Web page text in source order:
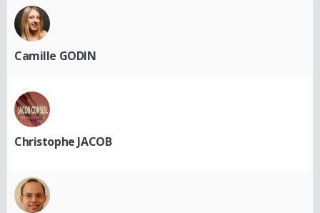
Camille GODIN
Christophe JACOB